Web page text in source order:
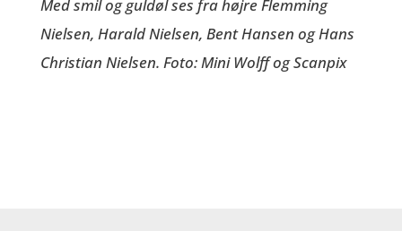
Med smil og guldøl ses fra højre Flemming
Nielsen, Harald Nielsen, Bent Hansen og Hans
Christian Nielsen. Foto: Mini Wolff og Scanpix